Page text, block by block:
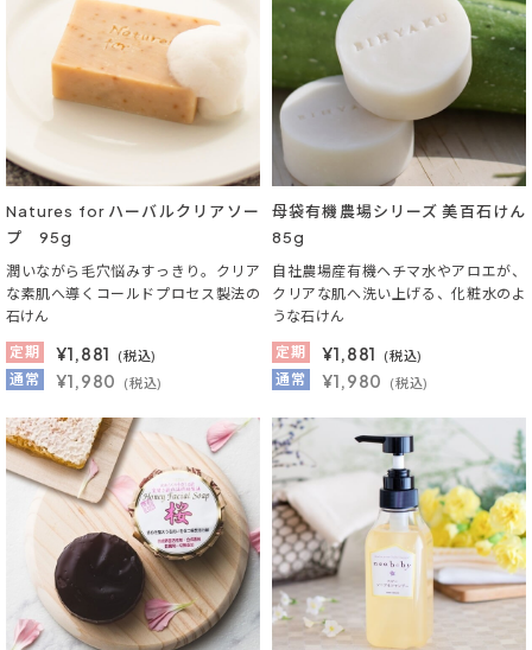
Natures for ハーバルクリアソー
プ 95g
潤いながら毛穴悩みすっきり。クリア
な素肌へ導くコールドプロセス製法の
石けん
定期
¥1,881 (税込)
通常 ¥1,980 (税込)
母袋有機農場シリーズ 美百石けん
85g
自社農場産有機ヘチマ水やアロエが、
クリアな肌へ洗い上げる、化粧水のよ
うな石けん
定期
¥1,881 (税込)
通常 ¥1,980 (税込)